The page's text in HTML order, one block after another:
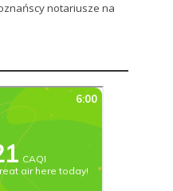
notariusze na